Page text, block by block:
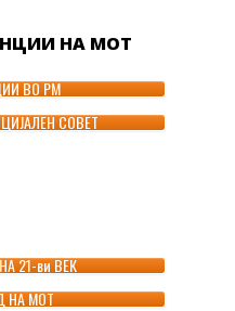
НА МОТ
ВО РМ
СОВЕТ
21-ви ВЕК
НА МОТ